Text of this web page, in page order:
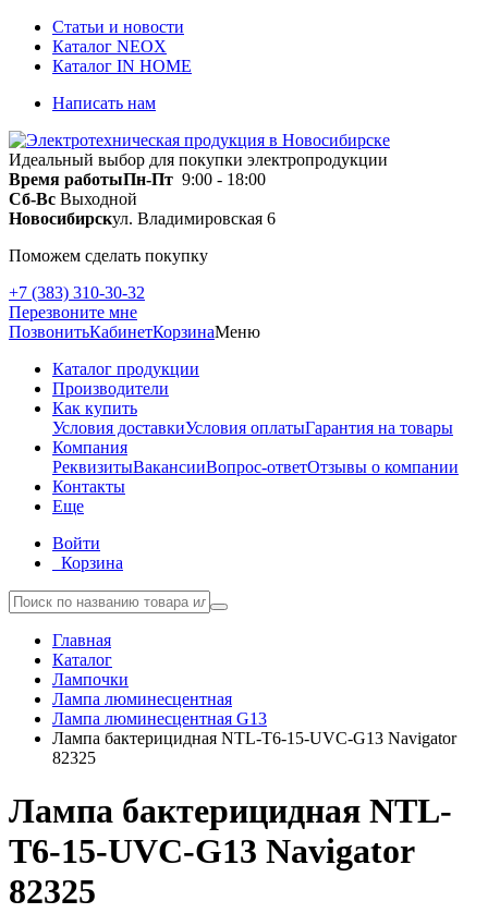
Статьи и новости
Каталог NEOX
Каталог IN HOME
Написать нам
Идеальный выбор для покупки электропродукции
Время работыПн-Пт 9:00 - 18:00
Сб-Вс Выходной
Новосибирскул. Владимировская 6
Поможем сделать покупку
+7 (383) 310-30-32
Перезвоните мне
ПозвонитьКабинетКорзинаМеню
Каталог продукции
Производители
Как купить
Условия доставкиУсловия оплатыГарантия на товары
Компания
РеквизитыВакансииВопрос-ответОтзывы о компании
Контакты
Еще
Войти
Корзина
Главная
Каталог
Лампочки
Лампа люминесцентная
Лампа люминесцентная G13
Лампа бактерицидная NTL-T6-15-UVC-G13 Navigator
82325
Лампа бактерицидная NTL-
T6-15-UVC-G13 Navigator
82325